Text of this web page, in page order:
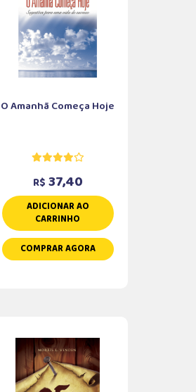
O Amanhã Começa Hoje
R$ 37,40
ADICIONAR AO
CARRINHO
COMPRAR AGORA